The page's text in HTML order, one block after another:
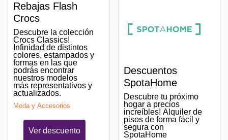
Rebajas Flash
Crocs
Descubre la colección
Crocs Classics!
Infinidad de distintos
colores, estampados y
formas en las que
podrás encontrar
nuestros modelos
más representativos y
actualizados.
Moda y Accesorios
Ver descuento
Descuentos
SpotaHome
Descubre tu próximo
hogar a precios
increíbles! Alquiler de
pisos de forma fácil y
segura con
SpotaHome